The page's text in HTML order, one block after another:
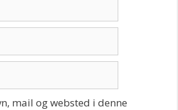
mail og websted i denne